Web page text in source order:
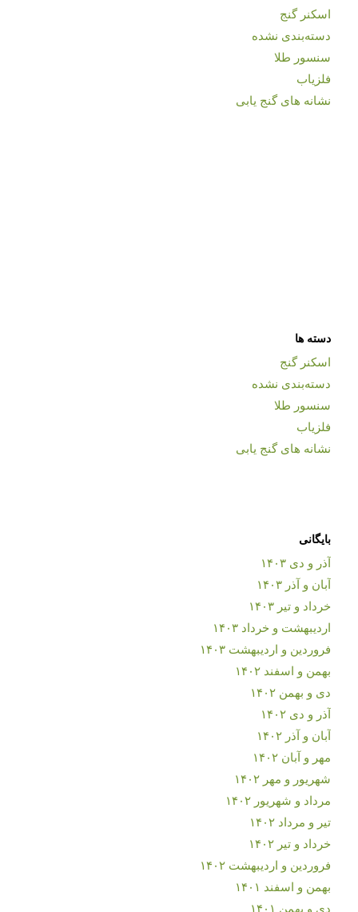
اسکنر گنج
دسته‌بندی نشده
سنسور طلا
فلزیاب
نشانه های گنج یابی
دسته ها
اسکنر گنج
دسته‌بندی نشده
سنسور طلا
فلزیاب
نشانه های گنج یابی
بایگانی
آذر و دی ۱۴۰۳
آبان و آذر ۱۴۰۳
خرداد و تیر ۱۴۰۳
اردیبهشت و خرداد ۱۴۰۳
فروردین و اردیبهشت ۱۴۰۳
بهمن و اسفند ۱۴۰۲
دی و بهمن ۱۴۰۲
آذر و دی ۱۴۰۲
آبان و آذر ۱۴۰۲
مهر و آبان ۱۴۰۲
شهریور و مهر ۱۴۰۲
مرداد و شهریور ۱۴۰۲
تیر و مرداد ۱۴۰۲
خرداد و تیر ۱۴۰۲
فروردین و اردیبهشت ۱۴۰۲
بهمن و اسفند ۱۴۰۱
دی و بهمن ۱۴۰۱